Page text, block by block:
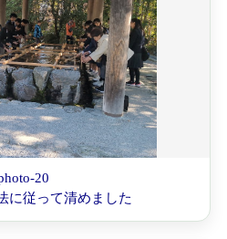
20
に従って清めました